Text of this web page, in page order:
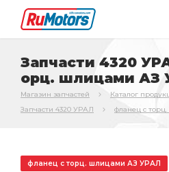
Запчасти 4320
орц. шлицами АЗ
Магазин запчастей Каталог
Запчасти 4320 УРАЛ
фланец с
фланец с торц. шлицами АЗ УРАЛ